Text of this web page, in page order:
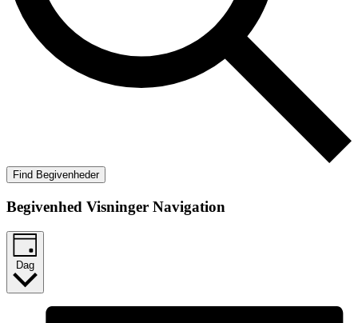
Find Begivenheder
Begivenhed Visninger Navigation
Dag